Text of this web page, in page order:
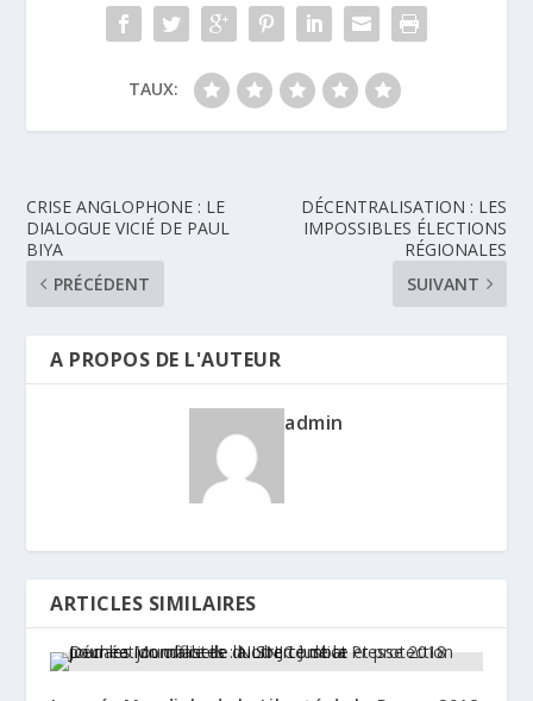
TAUX:
CRISE ANGLOPHONE : LE
DIALOGUE VICIÉ DE PAUL
BIYA
PRÉCÉDENT
DÉCENTRALISATION : LES
IMPOSSIBLES ÉLECTIONS
RÉGIONALES
SUIVANT
A PROPOS DE L'AUTEUR
admin
ARTICLES SIMILAIRES